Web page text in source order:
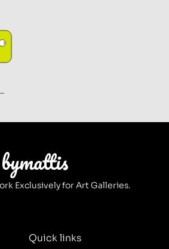
Exclusively for Art Galleries.
Quick links